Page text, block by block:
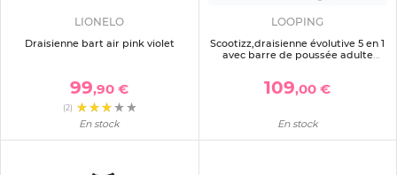
LIONELO
Draisienne bart air pink violet
99,90 €
(2)
En stock
LOOPING
Scootizz,draisienne évolutive 5 en 1
avec barre de poussée adulte
109,00 €
En stock